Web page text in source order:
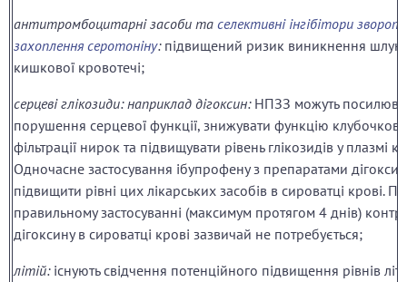
антитромбоцитарні засоби та селективні інгібітори
захоплення серотоніну: підвищений ризик виникнення
кишкової кровотечі;
серцеві глікозиди: наприклад дігоксин: НПЗЗ можуть
порушення серцевої функції, знижувати функцію
фільтрації нирок та підвищувати рівень глікозидів у плазмі
Одночасне застосування ібупрофену з препаратами
підвищити рівні цих лікарських засобів в сироватці крові.
правильному застосуванні (максимум протягом 4 днів)
дігоксину в сироватці крові зазвичай не потребується;
літій:існують свідчення потенційного підвищення рівнів